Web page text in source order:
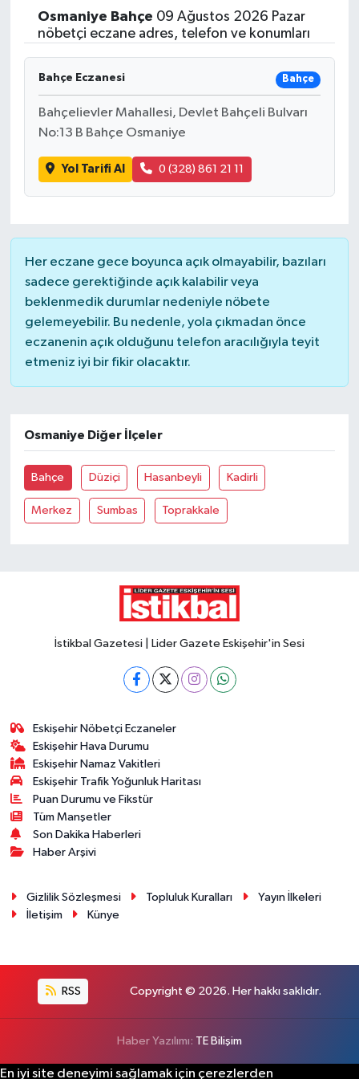
Osmaniye Bahçe 09 Ağustos 2026 Pazar
nöbetçi eczane adres, telefon ve konumları
Bahçe Eczanesi Bahçe
Bahçelievler Mahallesi, Devlet Bahçeli Bulvarı
No:13 B Bahçe Osmaniye
Yol Tarifi Al 0 (328) 861 21 11
Her eczane gece boyunca açık olmayabilir, bazıları
sadece gerektiğinde açık kalabilir veya
beklenmedik durumlar nedeniyle nöbete
gelemeyebilir. Bu nedenle, yola çıkmadan önce
eczanenin açık olduğunu telefon aracılığıyla teyit
etmeniz iyi bir fikir olacaktır.
Osmaniye Diğer İlçeler
Bahçe Düziçi Hasanbeyli Kadirli
Merkez Sumbas Toprakkale
İstikbal Gazetesi | Lider Gazete Eskişehir'in Sesi
Eskişehir Nöbetçi Eczaneler
Eskişehir Hava Durumu
Eskişehir Namaz Vakitleri
Eskişehir Trafik Yoğunluk Haritası
Puan Durumu ve Fikstür
Tüm Manşetler
Son Dakika Haberleri
Haber Arşivi
Gizlilik Sözleşmesi Topluluk Kuralları
Yayın İlkeleri
İletişim
Künye
RSS Copyright © 2026. Her hakkı saklıdır.
Haber Yazılımı: TE Bilişim
En iyi site deneyimi sağlamak için çerezlerden
Yaşam